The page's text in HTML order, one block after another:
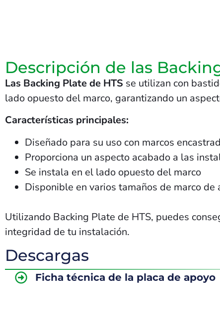
Descripción de las
Las Backing Plate de HTS se utilizan con
lado opuesto del marco, garantizando un
Características principales:
Diseñado para su uso con marcos
Proporciona un aspecto acabado a las
Se instala en el lado opuesto del marco
Disponible en varios tamaños de marco de
Utilizando Backing Plate de HTS, puedes
integridad de tu instalación.
Descargas
Ficha técnica de la placa de apoyo